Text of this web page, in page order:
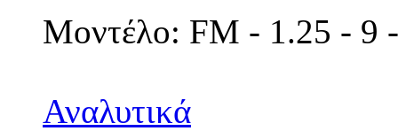
Μοντέλο: FM - 1.25 - 9
Αναλυτικά